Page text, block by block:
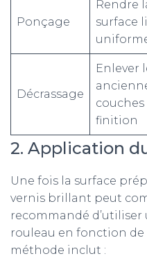
Ponçage
Rendre
surface
Décrassage
Enlever
couches
finition
2. Application
Une fois la surface
vernis brillant peut
recommandé
rouleau en fonction de
méthode inclut :